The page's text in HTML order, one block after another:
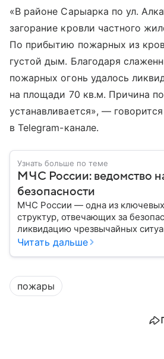
«В районе Сарыарка по ул.
загорание кровли частного
По прибытию пожарных из
густой дым. Благодаря
пожарных огонь удалось
на площади 70 кв.м. Причина
устанавливается», —
в Telegram-канале.
Узнать больше по теме
МЧС России: ведомство
безопасности
МЧС России — одна из ключевых
структур, отвечающих за
ликвидацию чрезвычайных
играет важную роль в защите
представляет собой МЧС, как
задачи выполняет и какую роль
современной России.
Читать дальше
пожары